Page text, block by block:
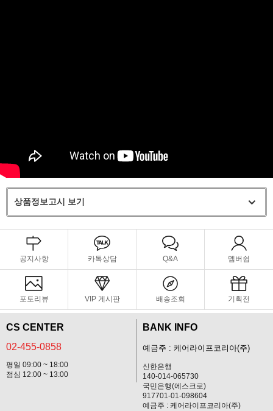
상품정보고시 보기
공지사항 카톡상담 Q&A 멤버쉽
포토리뷰 VIP 게시판 배송조회 기획전
CS CENTER
02-455-0858
평일 09:00 ~ 18:00
점심 12:00 ~ 13:00
BANK INFO
예금주 : 케어라이프코리아(주)
신한은행
140-014-065730
국민은행(에스크로)
917701-01-098604
예금주 : 케어라이프코리아(주)